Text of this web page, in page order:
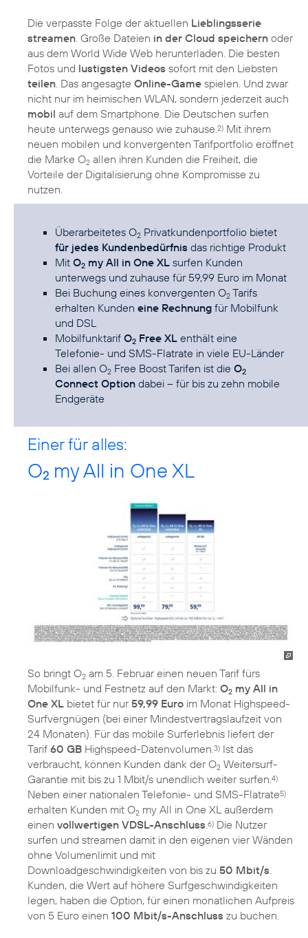
Die verpasste Folge der aktuellen Lieblingsserie
streamen . Große Dateien in der Cloud speichern oder
aus dem World Wide Web herunterladen. Die besten
Fotos und lustigsten Videos sofort mit den Liebsten
teilen . Das angesagte Online-Game spielen. Und zwar
nicht nur im heimischen WLAN, sondern jederzeit auch
mobil auf dem Smartphone. Die Deutschen surfen
heute unterwegs genauso wie zuhause. 2) Mit ihrem
neuen mobilen und konvergenten Tarifportfolio eröffnet
die Marke O2 allen ihren Kunden die Freiheit, die
Vorteile der Digitalisierung ohne Kompromisse zu
nutzen.
Überarbeitetes O2 Privatkundenportfolio bietet
für jedes Kundenbedürfnis das richtige Produkt
Mit O2 my All in One XL surfen Kunden
unterwegs und zuhause für 59,99 Euro im Monat
Bei Buchung eines konvergenten O2 Tarifs
erhalten Kunden eine Rechnung für Mobilfunk
und DSL
Mobilfunktarif O2 Free XL enthält eine
Telefonie- und SMS-Flatrate in viele EU-Länder
Bei allen O2 Free Boost Tarifen ist die O2
Connect Option dabei – für bis zu zehn mobile
Endgeräte
Einer für alles:
O2 my All in One XL
So bringt O2 am 5. Februar einen neuen Tarif fürs
Mobilfunk- und Festnetz auf den Markt: O2 my All in
One XL bietet für nur59,99 Euro im Monat Highspeed-
Surfvergnügen (bei einer Mindestvertragslaufzeit von
24 Monaten). Für das mobile Surferlebnis liefert der
Tarif 60 GB Highspeed-Datenvolumen.3) Ist das
verbraucht, können Kunden dank der O2 Weitersurf-
Garantie mit bis zu 1 Mbit/s unendlich weiter surfen.4)
Neben einer nationalen Telefonie- und SMS-Flatrate5)
erhalten Kunden mit O2 my All in One XL außerdem
einen vollwertigen VDSL-Anschluss.6) Die Nutzer
surfen und streamen damit in den eigenen vier Wänden
ohne Volumenlimit und mit
Downloadgeschwindigkeiten von bis zu 50 Mbit/s.
Kunden, die Wert auf höhere Surfgeschwindigkeiten
legen, haben die Option, für einen monatlichen Aufpreis
von 5 Euro einen 100 Mbit/s-Anschluss zu buchen.